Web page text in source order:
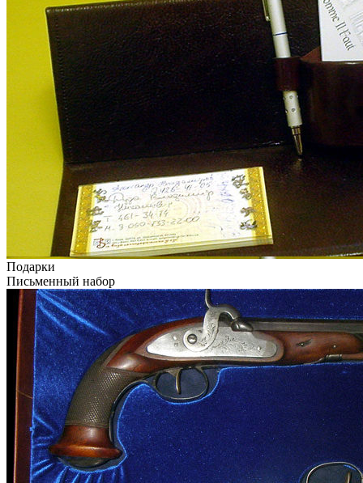
Подарки
Письменный набор